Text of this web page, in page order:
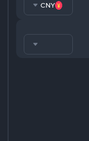
CNY